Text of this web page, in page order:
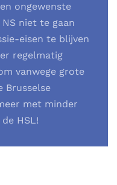
ongewenste
niet te gaan
eisen te blijven
regelmatig
vanwege grote
Brusselse
met minder
HSL!